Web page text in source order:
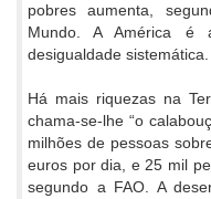
pobres aumenta,
Mundo. A América é
desigualdade sistemática.
Há mais riquezas na
chama-se-lhe “o
milhões de pessoas
euros por dia, e 25 mil
segundo a FAO. A